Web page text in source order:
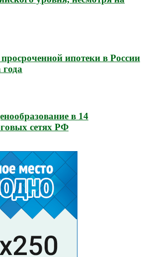
ипотеки в России
года
в 14
сетях РФ